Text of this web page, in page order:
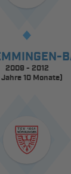
2009 - 2012
10 Monate)